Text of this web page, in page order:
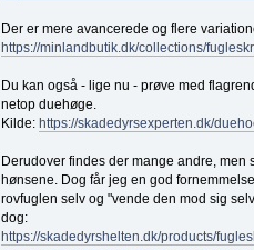
Der er mere avancerede og flere
https://minlandbutik.dk/collections/
Du kan også - lige nu - prøve med
netop duehøge.
Kilde: https://skadedyrsexperten.dk/
Derudover findes der mange andre,
hønsene. Dog får jeg en god
rovfuglen selv og "vende den mod sig
dog:
https://skadedyrshelten.dk/products/